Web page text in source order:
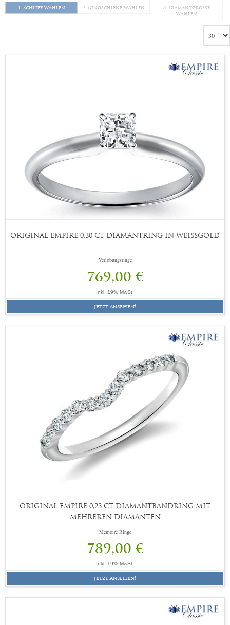
1. Schliff wählen 2. Ringschiene wählen
3. Diamantgröße
wählen
ORIGINAL EMPIRE 0,30 CT DIAMANTRING IN WEISSGOLD
Verlobungsringe
769,00 €
Inkl. 19% MwSt.
jetzt ansehen!
ORIGINAL EMPIRE 0,23 CT DIAMANTBANDRING MIT
MEHREREN DIAMANTEN
Memoire Ringe
789,00 €
Inkl. 19% MwSt.
jetzt ansehen!